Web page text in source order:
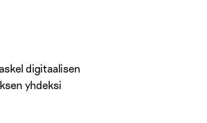
digitaalisen
yhdeksi